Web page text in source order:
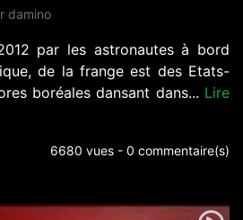
damino
par les astronautes à bord
de la frange est des Etats-
boréales dansant dans... Lire
6680 vues - 0 commentaire(s)